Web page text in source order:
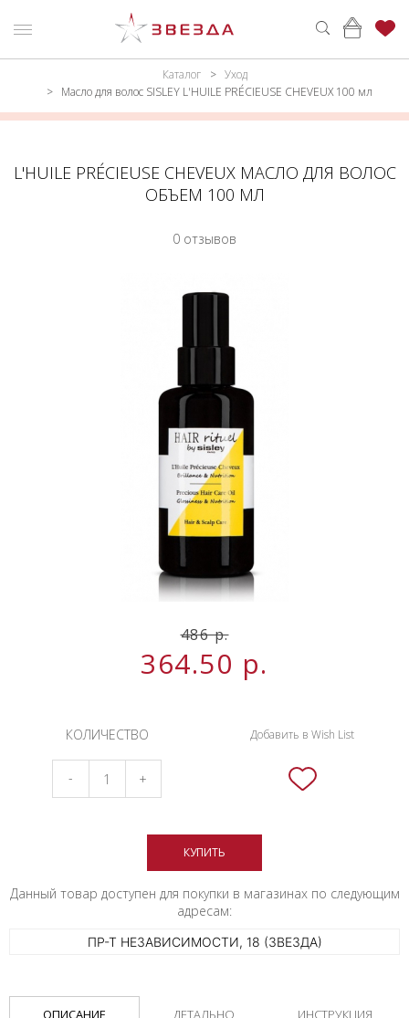
ВОЙТИ
МАКИЯЖ
Каталог
Уход
Масло для волос SISLEY L'HUILE PRÉCIEUSE CHEVEUX 100 мл
L'HUILE PRÉCIEUSE CHEVEUX МАСЛО ДЛЯ ВОЛОС
ОБЪЕМ 100 МЛ
0 отзывов
486 р.
364.50 р.
КОЛИЧЕСТВО
- +
КУПИТЬ
Добавить в Wish List
Данный товар доступен для покупки в магазинах по следующим
адресам:
ПР-Т НЕЗАВИСИМОСТИ, 18 (ЗВЕЗДА)
ОПИСАНИЕ ДЕТАЛЬНО ИНСТРУКЦИЯ